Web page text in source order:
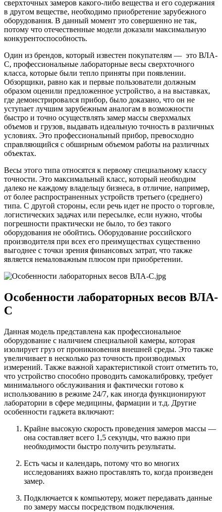
сверхточных замеров какого-либо вещества и его содержания
в другом веществе, необходимо приобретение зарубежного
оборудования. В данный момент это совершенно не так,
потому что отечественные модели доказали максимальную
конкурентоспособность.
Один из брендов, который известен покупателям — это ВЛА-
С, профессиональные лабораторные весы сверхточного
класса, которые были тепло приняты при появлении.
Обзорщики, равно как и первые пользователи должным
образом оценили предложенное устройство, а на выставках,
где демонстрировался прибор, было доказано, что он не
уступает лучшим зарубежным аналогам в возможности
быстро и точно осуществлять замер массы сверхмалых
объемов и грузов, выдавать идеальную точность в различных
условиях. Это профессиональный прибор, превосходно
справляющийся с обширным объемом работы на различных
объектах.
Весы этого типа относятся к первому специальному классу
точности. Это максимальный класс, который необходим
далеко не каждому владельцу бизнеса, в отличие, например,
от более распространенных устройств третьего (среднего)
типа. С другой стороны, если речь идет не просто о торговле,
логистических задачах или пересылке, если нужно, чтобы
погрешности практически не было, то без такого
оборудования не обойтись. Оборудование российского
производителя при всех его преимуществах существенно
выгоднее с точки зрения финансовых затрат, что также
является немаловажным плюсом при приобретении.
Особенности лабораторных весов ВЛА-
С
Данная модель представлена как профессиональное
оборудование с наличием специальной камеры, которая
изолирует груз от проникновения внешней среды. Это также
увеличивает в несколько раз точность производимых
измерений. Также важной характеристикой стоит отметить то,
что устройство способно проводить самокалибровку, требует
минимального обслуживания и фактически готово к
использованию в режиме 24/7, как иногда функционируют
лаборатории в сфере медицины, фармации и т.д. Другие
особенности гаджета включают:
Крайне высокую скорость проведения замеров массы —
она составляет всего 1,5 секунды, что важно при
необходимости быстро получить результаты.
Есть часы и календарь, потому что во многих
исследованиях важно проставлять то, когда произведен
замер.
Подключается к компьютеру, может передавать данные
по замеру массы посредством подключения.